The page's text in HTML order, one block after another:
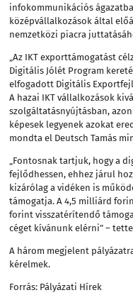
infokommunikációs
középvállalkozások által
nemzetközi piacra
„Az IKT exporttámogatást
Digitális Jólét Program
elfogadott Digitális
A hazai IKT vállalkozások
szolgáltatásnyújtásban,
képesek legyenek azokat
mondta el Deutsch Tamás
„Fontosnak tartjuk, hogy a
fejlődhessen, ehhez járul
kizárólag a vidéken is
támogatja. A 4,5 milliárd
forint visszatérítendő
céget kívánunk elérni” –
A három megjelent
kérelmek.
Forrás: Pályázati Hírek